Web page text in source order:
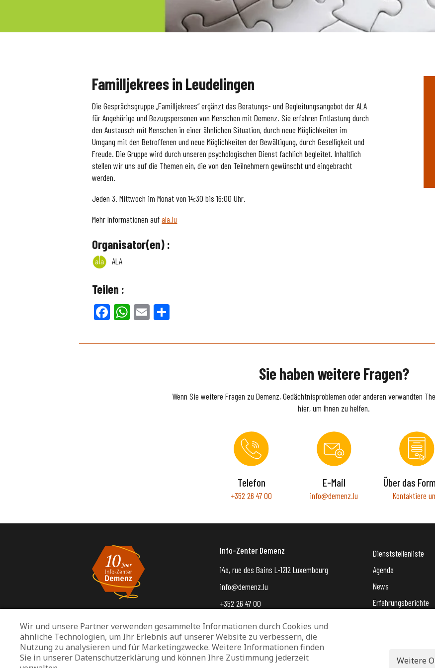
Familljekrees in Leudelingen
Die Gesprächsgruppe „Familljekrees“ ergänzt das Beratungs- und Begleitungsangebot der ALA
für Angehörige und Bezugspersonen von Menschen mit Demenz. Sie erfahren Entlastung durch
den Austausch mit Menschen in einer ähnlichen Situation, durch neue Möglichkeiten im
Umgang mit den Betroffenen und neue Möglichkeiten der Bewältigung, durch Geselligkeit und
Freude. Die Gruppe wird durch unseren psychologischen Dienst fachlich begleitet. Inhaltlich
stellen wir uns auf die Themen ein, die von den Teilnehmern gewünscht und eingebracht
werden.
Jeden 3. Mittwoch im Monat von 14:30 bis 16:00 Uhr.
Mehr Informationen aufala.lu
Organisator(en) :
ALA
Teilen :
Facebook
WhatsApp
Email
Sie haben weitere Fragen?
Wenn Sie weitere Fragen zu Demenz, Gedächtnisproblemen oder anderen verwandten
hier, um Ihnen zu helfen.
Telefon
+352 26 47 00
E-Mail
info@demenz.lu
Über das
Kontaktiere
Info-Zenter Demenz
14a, rue des Bains L-1212 Luxembourg
info@demenz.lu
+352 26 47 00
Dienststellenliste
Agenda
News
Erfahrungsberichte
Datenschutz und Verwaltung von Cookies
Erklärung zur Barrierefreiheit
Wir und unsere Partner verwenden gesammelte Informationen durch Cookies und
ähnliche Technologien, um Ihr Erlebnis auf unserer Website zu verbessern, die
Nutzung zu analysieren und für Marketingzwecke. Weitere Informationen finden
Sie in unserer Datenschutzerklärung und können Ihre Zustimmung jederzeit
Weitere